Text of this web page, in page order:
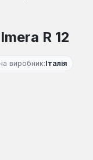
R 12
виробник:Італія